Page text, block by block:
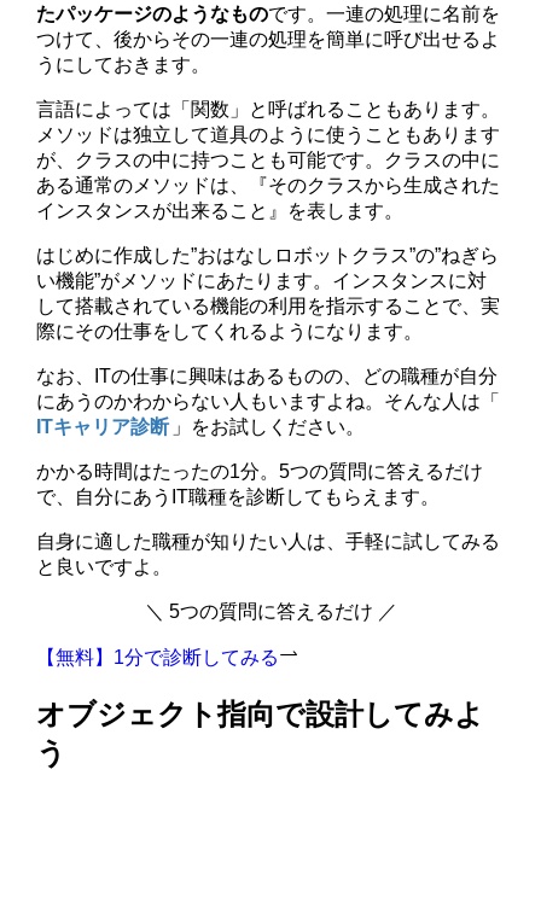
たパッケージのようなものです。一連の処理に名前を
つけて、後からその一連の処理を簡単に呼び出せるよ
うにしておきます。
言語によっては「関数」と呼ばれることもあります。
メソッドは独立して道具のように使うこともあります
が、クラスの中に持つことも可能です。クラスの中に
ある通常のメソッドは、『そのクラスから生成された
インスタンスが出来ること』を表します。
はじめに作成した”おはなしロボットクラス”の”ねぎら
い機能”がメソッドにあたります。インスタンスに対
して搭載されている機能の利用を指示することで、実
際にその仕事をしてくれるようになります。
なお、ITの仕事に興味はあるものの、どの職種が自分
にあうのかわからない人もいますよね。そんな人は「
ITキャリア診断 」をお試しください。
かかる時間はたったの1分。5つの質問に答えるだけ
で、自分にあうIT職種を診断してもらえます。
自身に適した職種が知りたい人は、手軽に試してみる
と良いですよ。
＼ 5つの質問に答えるだけ ／
【無料】1分で診断してみる
オブジェクト指向で設計してみよ
う